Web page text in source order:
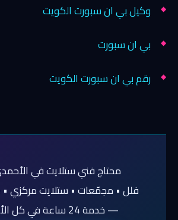
وكيل بي ان سبورت الكويت
بي ان سبورت
رقم بي ان سبورت الكويت
محتاج فني ستلايت في
فلل • مجمّعات • ستلايت مركزي
— خدمة 24 ساعة في كل الأحمدي.